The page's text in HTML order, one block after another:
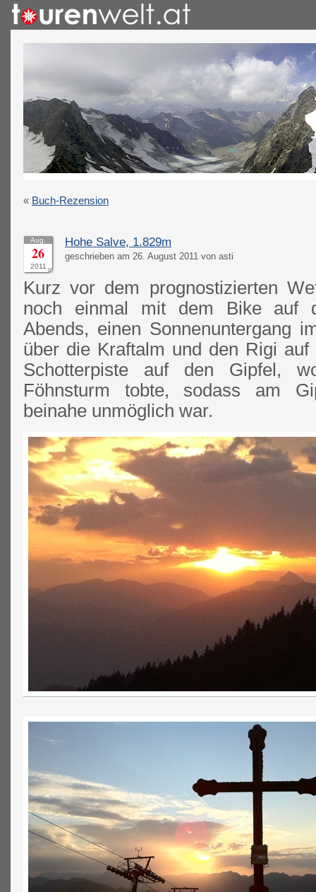
« Buch-Rezension
Aug.
26
2011
Hohe Salve, 1.829m
geschrieben am 26. August 2011 von asti
Kurz vor dem prognostizierten
noch einmal mit dem Bike auf
Abends, einen Sonnenuntergang
über die Kraftalm und den Rigi
Schotterpiste auf den Gipfel,
Föhnsturm tobte, sodass am
beinahe unmöglich war.